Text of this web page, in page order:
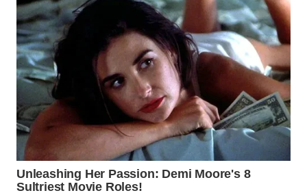
PORTAL
KONSUMEN
FORWAMKI
ALPERKLINAS
FORJASIDA
TAMBANG